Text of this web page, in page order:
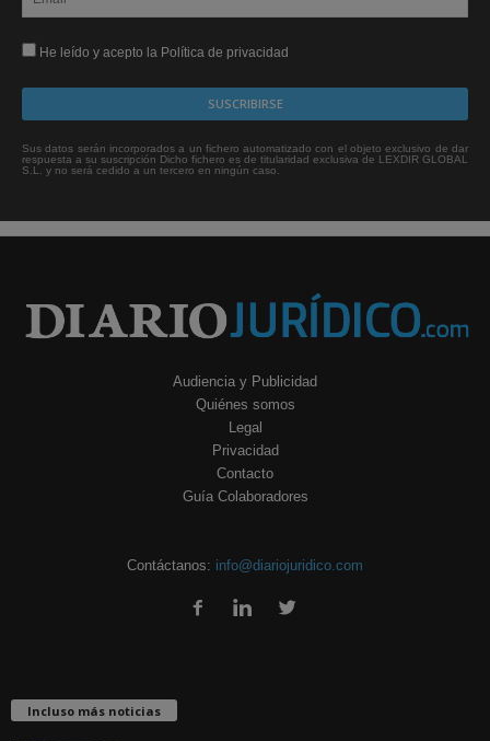
He leído y acepto la Política de privacidad
Sus datos serán incorporados a un fichero automatizado con el objeto exclusivo de dar
respuesta a su suscripción Dicho fichero es de titularidad exclusiva de LEXDIR GLOBAL
S.L. y no será cedido a un tercero en ningún caso.
Audiencia y Publicidad
Quiénes somos
Legal
Privacidad
Contacto
Guía Colaboradores
Contáctanos: info@diariojuridico.com
Incluso más noticias